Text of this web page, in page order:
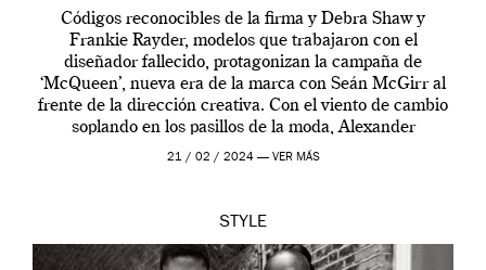
Códigos reconocibles de la firma y Debra Shaw y
Frankie Rayder, modelos que trabajaron con el
diseñador fallecido, protagonizan la campaña de
‘McQueen’, nueva era de la marca con Seán McGirr al
frente de la dirección creativa. Con el viento de cambio
soplando en los pasillos de la moda, Alexander
McQueen se prepara para una […]
21 / 02 / 2024 — VER MÁS
STYLE